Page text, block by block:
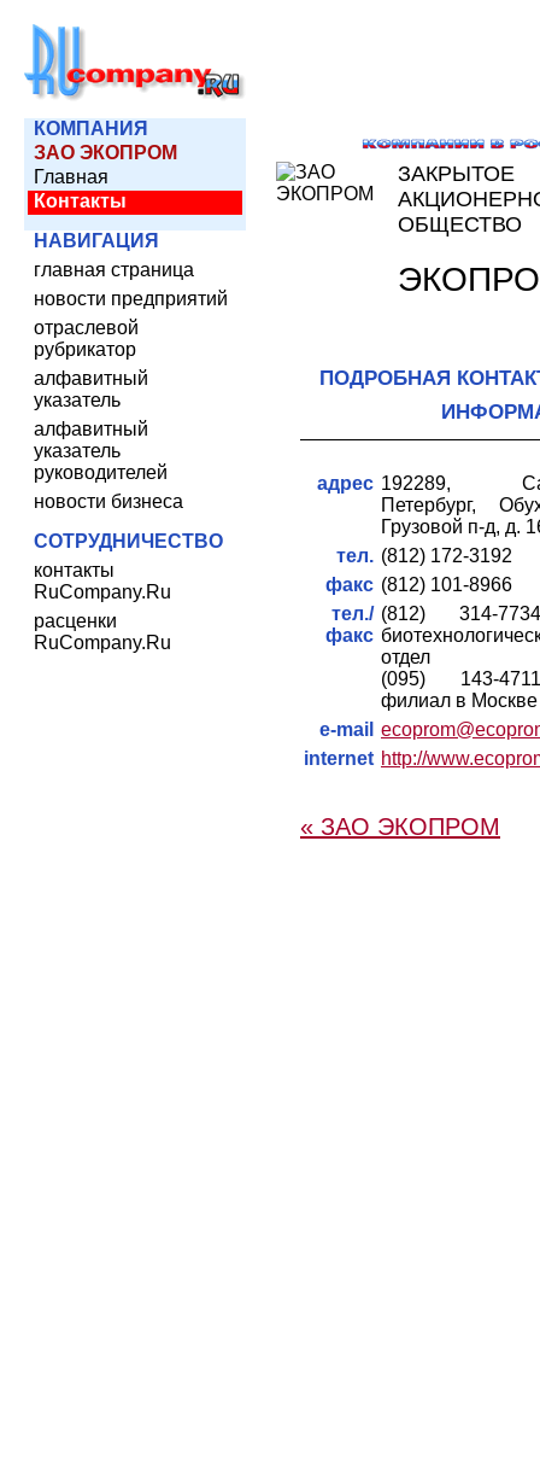
КОМПАНИЯ
ЗАО ЭКОПРОМ
Главная
Контакты
НАВИГАЦИЯ
главная страница
новости предприятий
отраслевой
рубрикатор
алфавитный
указатель
алфавитный
указатель
руководителей
новости бизнеса
СОТРУДНИЧЕСТВО
контакты
RuCompany.Ru
расценки
RuCompany.Ru
ЗАКРЫТОЕ
ОБЩЕСТВО
ПОДРОБНАЯ
адрес 192289,
Петербург,
Грузовой п-д, д.
тел. (812) 172-3192
факс (812) 101-8966
тел./
факс
(812) 314-
отдел
(095) 143-
филиал в Москве
e-mail
internet http://
« ЗАО ЭКОПРОМ